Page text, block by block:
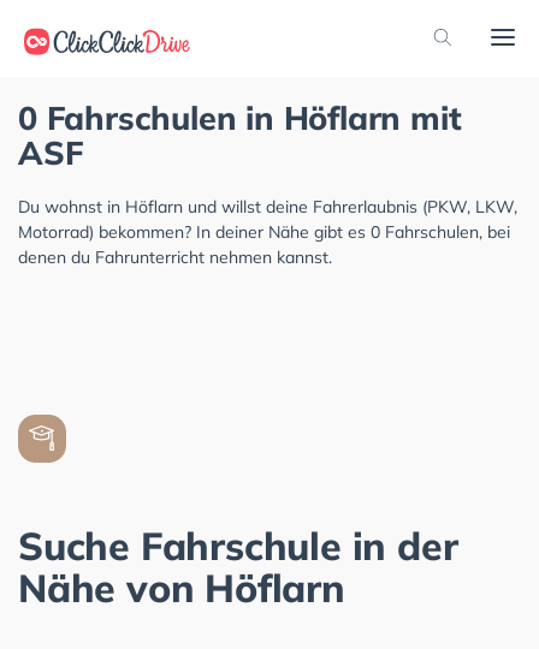
0 Fahrschulen in Höflarn mit
ASF
Du wohnst in Höflarn und willst deine Fahrerlaubnis (PKW, LKW,
Motorrad) bekommen? In deiner Nähe gibt es 0 Fahrschulen, bei
denen du Fahrunterricht nehmen kannst.
Suche Fahrschule in der
Nähe von Höflarn